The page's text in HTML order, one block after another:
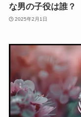
な男の子役は誰？
2025年2月1日